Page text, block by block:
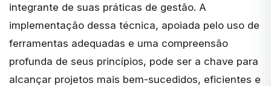
integrante de suas práticas de gestão. A
implementação dessa técnica, apoiada pelo uso de
ferramentas adequadas e uma compreensão
profunda de seus princípios, pode ser a chave para
alcançar projetos mais bem-sucedidos, eficientes e